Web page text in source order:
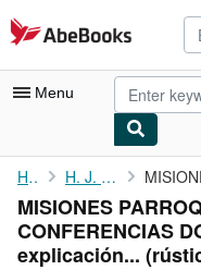
Skip to main content
AbeBooks.com
Menu
My Account
My Purchases
Advanced Search
Home H. J. THOMAS
MISIONES
CONFERENCIAS
explicación...